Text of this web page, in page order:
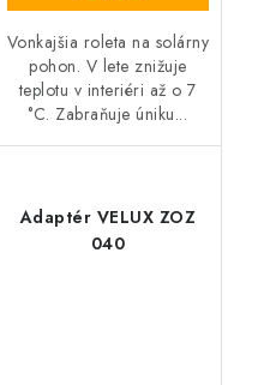
Vonkajšia roleta na solárny
pohon. V lete znižuje
teplotu v interiéri až o 7
°C. Zabraňuje úniku...
Adaptér VELUX ZOZ
040